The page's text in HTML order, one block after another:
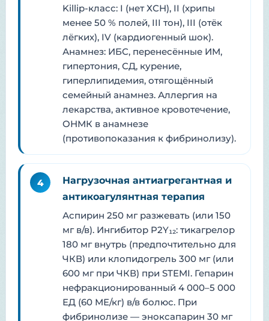
Killip-класс: I (нет ХСН), II (хрипы
менее 50 % полей, III тон), III (отёк
лёгких), IV (кардиогенный шок).
Анамнез: ИБС, перенесённые ИМ,
гипертония, СД, курение,
гиперлипидемия, отягощённый
семейный анамнез. Аллергия на
лекарства, активное кровотечение,
ОНМК в анамнезе
(противопоказания к фибринолизу).
4
Нагрузочная антиагрегантная и
антикоагулянтная терапия
Аспирин 250 мг разжевать (или 150
мг в/в). Ингибитор P2Y₁₂: тикагрелор
180 мг внутрь (предпочтительно для
ЧКВ) или клопидогрель 300 мг (или
600 мг при ЧКВ) при STEMI. Гепарин
нефракционированный 4 000–5 000
ЕД (60 МЕ/кг) в/в болюс. При
фибринолизе — эноксапарин 30 мг